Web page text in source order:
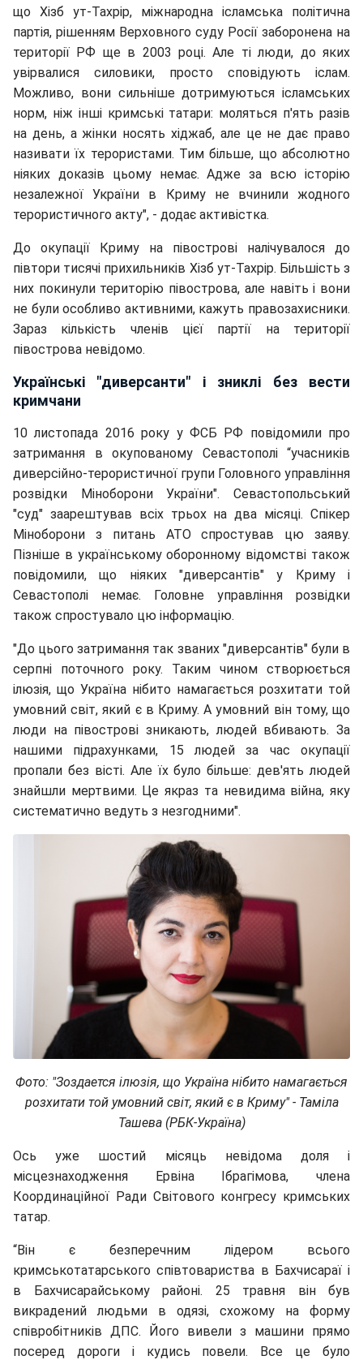
що Хізб ут-Тахрір, міжнародна ісламська політична
партія, рішенням Верховного суду Росії заборонена на
території РФ ще в 2003 році. Але ті люди, до яких
увірвалися силовики, просто сповідують іслам.
Можливо, вони сильніше дотримуються ісламських
норм, ніж інші кримські татари: моляться п'ять разів
на день, а жінки носять хіджаб, але це не дає право
називати їх терористами. Тим більше, що абсолютно
ніяких доказів цьому немає. Адже за всю історію
незалежної України в Криму не вчинили жодного
терористичного акту", - додає активістка.
До окупації Криму на півострові налічувалося до
півтори тисячі прихильників Хізб ут-Тахрір. Більшість з
них покинули територію півострова, але навіть і вони
не були особливо активними, кажуть правозахисники.
Зараз кількість членів цієї партії на території
півострова невідомо.
Українські "диверсанти" і зниклі без вести
кримчани
10 листопада 2016 року у ФСБ РФ повідомили про
затримання в окупованому Севастополі “учасників
диверсійно-терористичної групи Головного управління
розвідки Міноборони України". Севастопольський
"суд" заарештував всіх трьох на два місяці. Спікер
Міноборони з питань АТО спростував цю заяву.
Пізніше в українському оборонному відомстві також
повідомили, що ніяких "диверсантів" у Криму і
Севастополі немає. Головне управління розвідки
також спростувало цю інформацію.
"До цього затримання так званих "диверсантів" були в
серпні поточного року. Таким чином створюється
ілюзія, що Україна нібито намагається розхитати той
умовний світ, який є в Криму. А умовний він тому, що
люди на півострові зникають, людей вбивають. За
нашими підрахунками, 15 людей за час окупації
пропали без вісті. Але їх було більше: дев'ять людей
знайшли мертвими. Це якраз та невидима війна, яку
систематично ведуть з незгодними".
Фото: "Зоздается ілюзія, що Україна нібито намагається
розхитати той умовний світ, який є в Криму" - Таміла
Ташева (РБК-Україна)
Ось уже шостий місяць невідома доля і
місцезнаходження Ервіна Ібрагімова, члена
Координаційної Ради Світового конгресу кримських
татар.
“Він є безперечним лідером всього
кримськотатарського співтовариства в Бахчисараї і
в Бахчисарайському районі. 25 травня він був
викрадений людьми в одязі, схожому на форму
співробітників ДПС. Його вивели з машини прямо
посеред дороги і кудись повели. Все це було